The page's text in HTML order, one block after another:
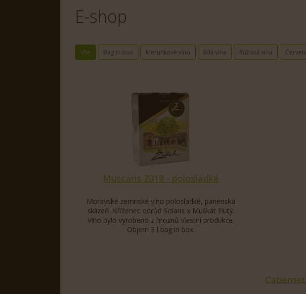
E-shop
Vše Bag in box Meruňkové víno Bílá vína Růžová vína
online kaszinójátékosok igényes ízlését, akik otthonuk kényelméből
szórakozás találkozik, a játékosok gyakran vágynak a pihenés és a
borkollekciónkkal a játékosok feldobhatják játékélményüket, és
történetét meséli el. A ropogós fehérektől a merész vörösborokig
utazást ígér, amely kiegészíti a virtuális kaszinók, például a
szerencsejátékok színpadra állításában. Boraink nemcsak az
fokozva a játékélmény általános élvezetét. Akár egy jackpot-
győzelem vagy a pihenés pillanatainak.
Muscaris 2019 - polosladké
Moravské zemnské víno polosladké, panenská
sklizeň. Kříženec odrůd Solaris x Muškát žlutý.
Víno bylo vyrobeno z hroznů vlastní produkce.
Objem 3 l bag in box.